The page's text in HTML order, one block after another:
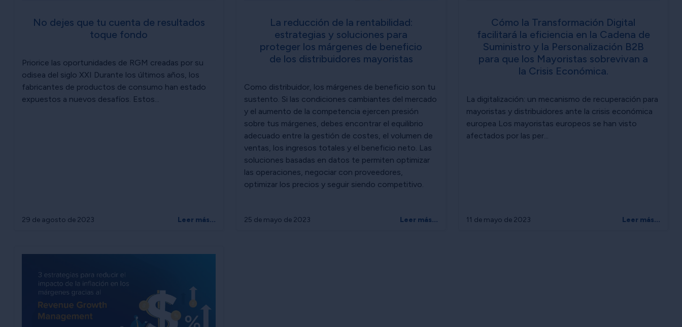
No dejes que tu cuenta de resultados
toque fondo
Priorice las oportunidades de RGM creadas por su
odisea del siglo XXI Durante los últimos años, los
fabricantes de productos de consumo han estado
expuestos a nuevos desafíos. Estos...
29 de agosto de 2023 Leer más...
La reducción de la rentabilidad:
estrategias y soluciones para
proteger los márgenes de beneficio
de los distribuidores mayoristas
Como distribuidor, los márgenes de beneficio son tu
sustento. Si las condiciones cambiantes del mercado
y el aumento de la competencia ejercen presión
sobre tus márgenes, debes encontrar el equilibrio
adecuado entre la gestión de costes, el volumen de
ventas, los ingresos totales y el beneficio neto. Las
soluciones basadas en datos te permiten optimizar
las operaciones, negociar con proveedores,
optimizar los precios y seguir siendo competitivo.
25 de mayo de 2023 Leer más...
Cómo la Transformación Digital
facilitará la eficiencia en la Cadena de
Suministro y la Personalización B2B
para que los Mayoristas sobrevivan a
la Crisis Económica.
La digitalización: un mecanismo de recuperación para
mayoristas y distribuidores ante la crisis económica
europea Los mayoristas europeos se han visto
afectados por las per...
11 de mayo de 2023 Leer más...